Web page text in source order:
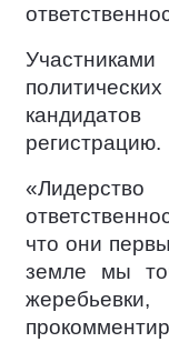
регистрацию.
что они
земле мы